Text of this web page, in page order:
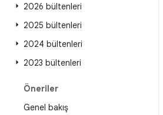
2026 bültenleri
2025 bültenleri
2024 bültenleri
2023 bültenleri
Öneriler
Genel bakış